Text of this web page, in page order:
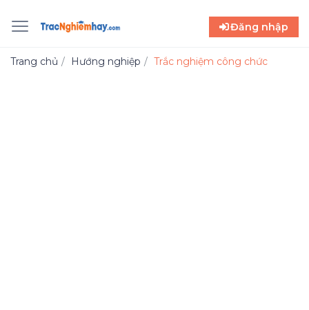
Đăng nhập
Trang chủ Hướng nghiệp Trắc nghiệm công chức